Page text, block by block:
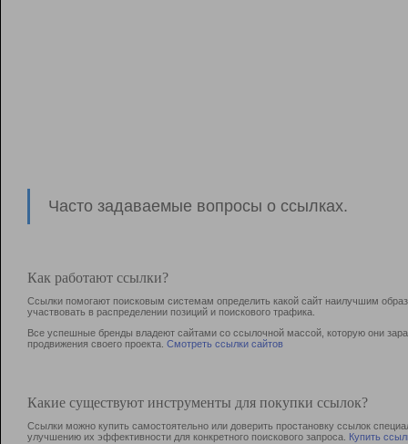
Часто задаваемые вопросы о ссылках.
Как работают ссылки?
Ссылки помогают поисковым системам определить какой сайт наилучшим
участвовать в раcпределении позиций и поискового трафика.
Все успешные бренды владеют сайтами со ссылочной массой, которую они
продвижения своего проекта. Смотреть ссылки сайтов
Какие существуют инструменты для покупки ссылок?
Ссылки можно купить самостоятельно или доверить простановку ссылок
улучшению их эффективности для конкретного поискового запроса. Купить